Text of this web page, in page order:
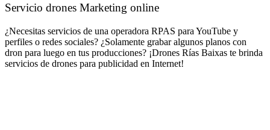
Servicio drones Marketing online
¿Necesitas servicios de una operadora RPAS para YouTube y
perfiles o redes sociales? ¿Solamente grabar algunos planos con
dron para luego en tus producciones? ¡Drones Rías Baixas te brinda
servicios de drones para publicidad en Internet!